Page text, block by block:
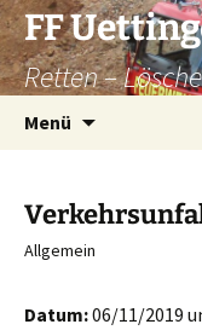
Zum
Inhalt
springen
FF
Retten –
Menü
Allgemein
Datum:06/11/2019